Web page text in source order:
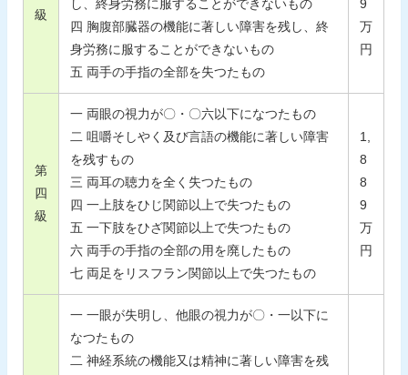
級
し、終身労務に服することができないもの
四 胸腹部臓器の機能に著しい障害を残し、終
身労務に服することができないもの
五 両手の手指の全部を失つたもの
9
万
円
第
四
級
一 両眼の視力が〇・〇六以下になつたもの
二 咀嚼そしやく及び言語の機能に著しい障害
を残すもの
三 両耳の聴力を全く失つたもの
四 一上肢をひじ関節以上で失つたもの
五 一下肢をひざ関節以上で失つたもの
六 両手の手指の全部の用を廃したもの
七 両足をリスフラン関節以上で失つたもの
1,
8
8
9
万
円
一 一眼が失明し、他眼の視力が〇・一以下に
なつたもの
二 神経系統の機能又は精神に著しい障害を残